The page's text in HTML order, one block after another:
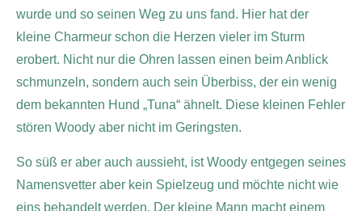
wurde und so seinen Weg zu uns fand. Hier hat der
kleine Charmeur schon die Herzen vieler im Sturm
erobert. Nicht nur die Ohren lassen einen beim Anblick
schmunzeln, sondern auch sein Überbiss, der ein wenig
dem bekannten Hund „Tuna“ ähnelt. Diese kleinen Fehler
stören Woody aber nicht im Geringsten.
So süß er aber auch aussieht, ist Woody entgegen seines
Namensvetter aber kein Spielzeug und möchte nicht wie
eins behandelt werden. Der kleine Mann macht einem